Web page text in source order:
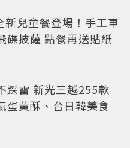
新兒童餐登場！手工車
碟披薩 點餐再送貼紙
踩雷 新光三越255款
蛋黃酥、台日韓美食